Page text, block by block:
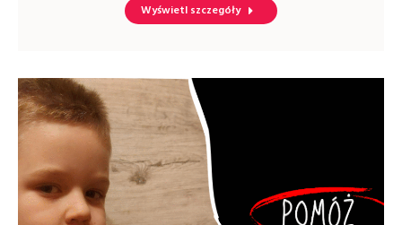
Wyświetl szczegóły